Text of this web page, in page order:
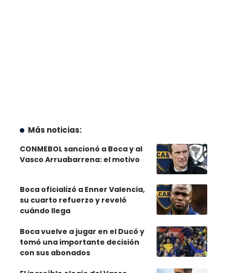
Más noticias:
CONMEBOL sancionó a Boca y al
Vasco Arruabarrena: el motivo
Boca oficializó a Enner Valencia,
su cuarto refuerzo y reveló
cuándo llega
Boca vuelve a jugar en el Ducó y
tomó una importante decisión
con sus abonados